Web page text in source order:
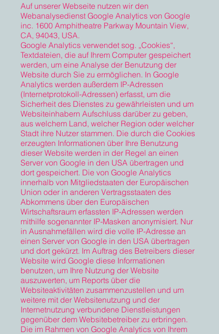
Auf unserer Webseite nutzen wir den
Webanalysedienst Google Analytics von Google
inc. 1600 Amphitheatre Parkway Mountain View,
CA, 94043, USA.
Google Analytics verwendet sog. „Cookies“,
Textdateien, die auf Ihrem Computer gespeichert
werden, um eine Analyse der Benutzung der
Website durch Sie zu ermöglichen. In Google
Analytics werden außerdem IP-Adressen
(Internetprotokoll-Adressen) erfasst, um die
Sicherheit des Dienstes zu gewährleisten und um
Websiteinhabern Aufschluss darüber zu geben,
aus welchem Land, welcher Region oder welcher
Stadt ihre Nutzer stammen. Die durch die Cookies
erzeugten Informationen über Ihre Benutzung
dieser Website werden in der Regel an einen
Server von Google in den USA übertragen und
dort gespeichert. Die von Google Analytics
innerhalb von Mitgliedstaaten der Europäischen
Union oder in anderen Vertragsstaaten des
Abkommens über den Europäischen
Wirtschaftsraum erfassten IP-Adressen werden
mithilfe sogenannter IP-Masken anonymisiert. Nur
in Ausnahmefällen wird die volle IP-Adresse an
einen Server von Google in den USA übertragen
und dort gekürzt. Im Auftrag des Betreibers dieser
Website wird Google diese Informationen
benutzen, um Ihre Nutzung der Website
auszuwerten, um Reports über die
Websiteaktivitäten zusammenzustellen und um
weitere mit der Websitenutzung und der
Internetnutzung verbundene Dienstleistungen
gegenüber dem Websitebetreiber zu erbringen.
Die im Rahmen von Google Analytics von Ihrem